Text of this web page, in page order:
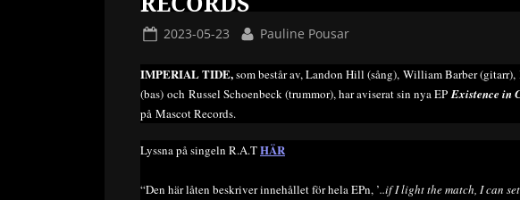
Posted
2023-05-23 By
Pauline Pousar
IMPERIAL TIDE,som består av, Landon Hill (sång), William Barber (gitarr),
(bas) och Russel Schoenbeck (trummor), har aviserat sin nya EPExistence in
på Mascot Records.
Lyssna på singeln R.A.THÄR
“Den här låten beskriver innehållet för hela EPn, ’..if I light the match, I can